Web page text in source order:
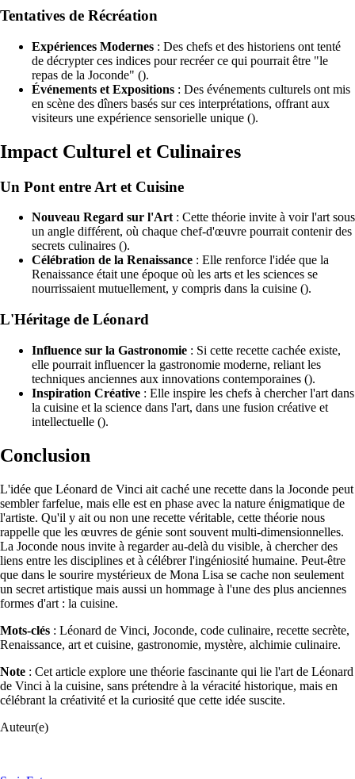
Tentatives de Récréation
Expériences Modernes : Des chefs et des historiens ont tenté
de décrypter ces indices pour recréer ce qui pourrait être "le
repas de la Joconde" ().
Événements et Expositions : Des événements culturels ont mis
en scène des dîners basés sur ces interprétations, offrant aux
visiteurs une expérience sensorielle unique ().
Impact Culturel et Culinaires
Un Pont entre Art et Cuisine
Nouveau Regard sur l'Art: Cette théorie invite à voir l'art sous
un angle différent, où chaque chef-d'œuvre pourrait contenir des
secrets culinaires ().
Célébration de la Renaissance : Elle renforce l'idée que la
Renaissance était une époque où les arts et les sciences se
nourrissaient mutuellement, y compris dans la cuisine ().
L'Héritage de Léonard
Influence sur la Gastronomie : Si cette recette cachée existe,
elle pourrait influencer la gastronomie moderne, reliant les
techniques anciennes aux innovations contemporaines ().
Inspiration Créative : Elle inspire les chefs à chercher l'art dans
la cuisine et la science dans l'art, dans une fusion créative et
intellectuelle ().
Conclusion
L'idée que Léonard de Vinci ait caché une recette dans la Joconde peut
sembler farfelue, mais elle est en phase avec la nature énigmatique de
l'artiste. Qu'il y ait ou non une recette véritable, cette théorie nous
rappelle que les œuvres de génie sont souvent multi-dimensionnelles.
La Joconde nous invite à regarder au-delà du visible, à chercher des
liens entre les disciplines et à célébrer l'ingéniosité humaine. Peut-être
que dans le sourire mystérieux de Mona Lisa se cache non seulement
un secret artistique mais aussi un hommage à l'une des plus anciennes
formes d'art : la cuisine.
Mots-clés : Léonard de Vinci, Joconde, code culinaire, recette secrète,
Renaissance, art et cuisine, gastronomie, mystère, alchimie culinaire.
Note : Cet article explore une théorie fascinante qui lie l'art de Léonard
de Vinci à la cuisine, sans prétendre à la véracité historique, mais en
célébrant la créativité et la curiosité que cette idée suscite.
Auteur(e)